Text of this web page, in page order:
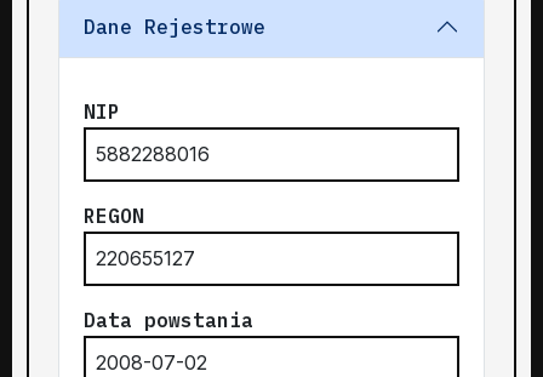
Dane Rejestrowe
NIP
5882288016
REGON
220655127
Data powstania
2008-07-02